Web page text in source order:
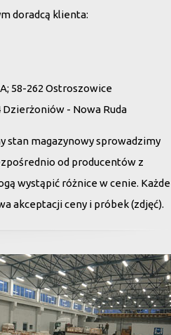
doradcą klienta:
58-262 Ostroszowice
Dzierżoniów - Nowa Ruda
stan magazynowy sprowadzimy
od producentów z
wystąpić różnice w cenie. Każde
akceptacji ceny i próbek (zdjęć).